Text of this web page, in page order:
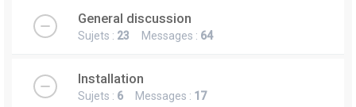
General discussion
Sujets : 23 Messages : 64
Installation
Sujets : 6 Messages : 17